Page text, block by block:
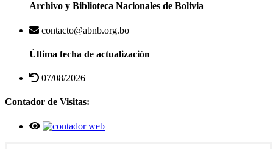
Archivo y Biblioteca Nacionales de Bolivia
contacto@abnb.org.bo
Última fecha de actualización
07/08/2026
Contador de Visitas: